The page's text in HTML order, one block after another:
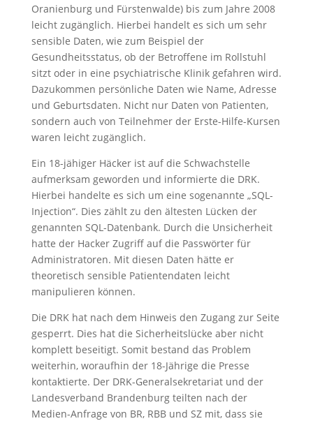
Oranienburg und Fürstenwalde) bis zum Jahre 2008
leicht zugänglich. Hierbei handelt es sich um sehr
sensible Daten, wie zum Beispiel der
Gesundheitsstatus, ob der Betroffene im Rollstuhl
sitzt oder in eine psychiatrische Klinik gefahren wird.
Dazukommen persönliche Daten wie Name, Adresse
und Geburtsdaten. Nicht nur Daten von Patienten,
sondern auch von Teilnehmer der Erste-Hilfe-Kursen
waren leicht zugänglich.
Ein 18-jähiger Häcker ist auf die Schwachstelle
aufmerksam geworden und informierte die DRK.
Hierbei handelte es sich um eine sogenannte „SQL-
Injection“. Dies zählt zu den ältesten Lücken der
genannten SQL-Datenbank. Durch die Unsicherheit
hatte der Hacker Zugriff auf die Passwörter für
Administratoren. Mit diesen Daten hätte er
theoretisch sensible Patientendaten leicht
manipulieren können.
Die DRK hat nach dem Hinweis den Zugang zur Seite
gesperrt. Dies hat die Sicherheitslücke aber nicht
komplett beseitigt. Somit bestand das Problem
weiterhin, woraufhin der 18-Jährige die Presse
kontaktierte. Der DRK-Generalsekretariat und der
Landesverband Brandenburg teilten nach der
Medien-Anfrage von BR, RBB und SZ mit, dass sie